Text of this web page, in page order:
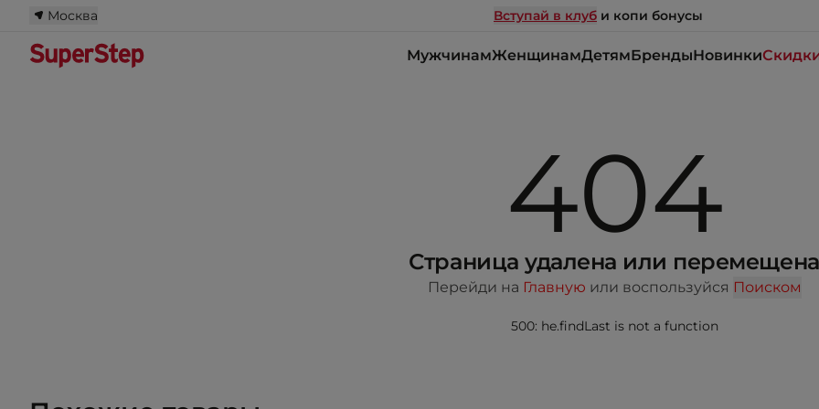
Москва Вступай в клуб и копи бонусы
МужчинамЖенщинамДетямБрендыНовинки
404
Страница удалена или перемещена
Перейди на Главную или воспользуйся Поиском
500: he.findLast is not a function